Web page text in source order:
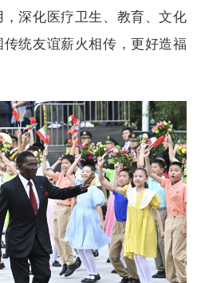
深化医疗卫生、教育、文化
统友谊薪火相传，更好造福